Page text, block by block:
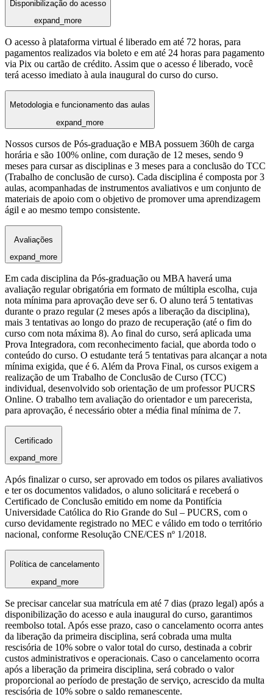
Disponibilização do acesso
expand_more
O acesso à plataforma virtual é liberado em até 72 horas, para
pagamentos realizados via boleto e em até 24 horas para pagamento
via Pix ou cartão de crédito. Assim que o acesso é liberado, você
terá acesso imediato à aula inaugural do curso do curso.
Metodologia e funcionamento das aulas
expand_more
Nossos cursos de Pós-graduação e MBA possuem 360h de carga
horária e são 100% online, com duração de 12 meses, sendo 9
meses para cursar as disciplinas e 3 meses para a conclusão do TCC
(Trabalho de conclusão de curso). Cada disciplina é composta por 3
aulas, acompanhadas de instrumentos avaliativos e um conjunto de
materiais de apoio com o objetivo de promover uma aprendizagem
ágil e ao mesmo tempo consistente.
Avaliações
expand_more
Em cada disciplina da Pós-graduação ou MBA haverá uma
avaliação regular obrigatória em formato de múltipla escolha, cuja
nota mínima para aprovação deve ser 6. O aluno terá 5 tentativas
durante o prazo regular (2 meses após a liberação da disciplina),
mais 3 tentativas ao longo do prazo de recuperação (até o fim do
curso com nota máxima 8). Ao final do curso, será aplicada uma
Prova Integradora, com reconhecimento facial, que aborda todo o
conteúdo do curso. O estudante terá 5 tentativas para alcançar a nota
mínima exigida, que é 6. Além da Prova Final, os cursos exigem a
realização de um Trabalho de Conclusão de Curso (TCC)
individual, desenvolvido sob orientação de um professor PUCRS
Online. O trabalho tem avaliação do orientador e um parecerista,
para aprovação, é necessário obter a média final mínima de 7.
Certificado
expand_more
Após finalizar o curso, ser aprovado em todos os pilares avaliativos
e ter os documentos validados, o aluno solicitará e receberá o
Certificado de Conclusão emitido em nome da Pontifícia
Universidade Católica do Rio Grande do Sul – PUCRS, com o
curso devidamente registrado no MEC e válido em todo o território
nacional, conforme Resolução CNE/CES nº 1/2018.
Política de cancelamento
expand_more
Se precisar cancelar sua matrícula em até 7 dias (prazo legal) após a
disponibilização do acesso e aula inaugural do curso, garantimos
reembolso total. Após esse prazo, caso o cancelamento ocorra antes
da liberação da primeira disciplina, será cobrada uma multa
rescisória de 10% sobre o valor total do curso, destinada a cobrir
custos administrativos e operacionais. Caso o cancelamento ocorra
após a liberação da primeira disciplina, será cobrado o valor
proporcional ao período de prestação de serviço, acrescido da multa
rescisória de 10% sobre o saldo remanescente.